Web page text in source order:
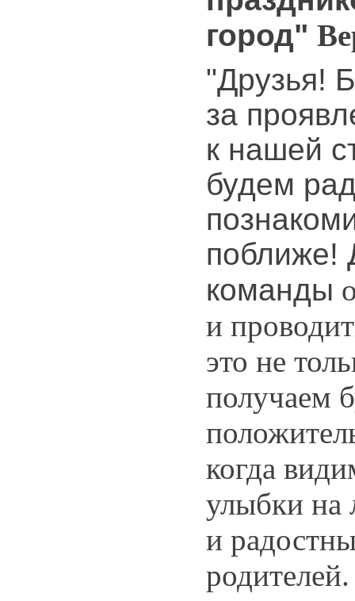
город"
"Друзья!
за
к нашей
будем
поближе!
команды
и
это не
получаем
когда
улыбки на
и